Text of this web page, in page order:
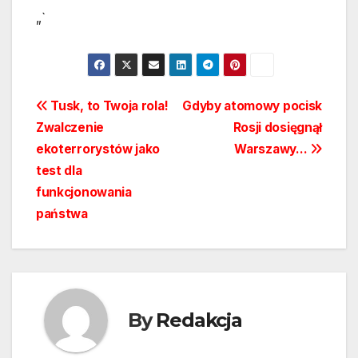
„`
Nawigacja
wpisu
Gdyby atomowy pocisk
Rosji dosięgnął
Warszawy…
Tusk, to Twoja rola!
Zwalczenie
ekoterrorystów jako
test dla
funkcjonowania
państwa
ByRedakcja